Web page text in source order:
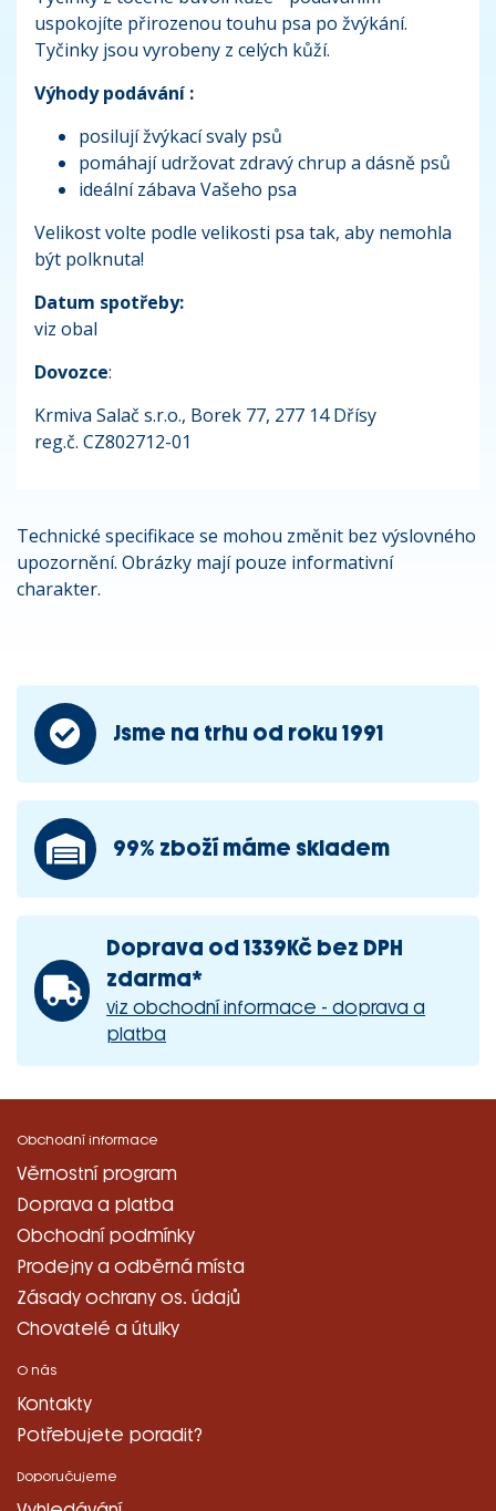
uspokojíte přirozenou touhu psa po žvýkání.
Tyčinky jsou vyrobeny z celých kůží.
Výhody podávání :
posilují žvýkací svaly psů
pomáhají udržovat zdravý chrup a dásně psů
ideální zábava Vašeho psa
Velikost volte podle velikosti psa tak, aby nemohla
být polknuta!
Datum spotřeby:
viz obal
Dovozce:
Krmiva Salač s.r.o., Borek 77, 277 14 Dřísy
reg.č. CZ802712-01
Technické specifikace se mohou změnit bez výslovného
upozornění. Obrázky mají pouze informativní
charakter.
Jsme na trhu od roku 1991
99% zboží máme skladem
Doprava od 1339Kč bez DPH
zdarma*
viz obchodní informace - doprava a
platba
Obchodní informace
Věrnostní program
Doprava a platba
Obchodní podmínky
Prodejny a odběrná místa
Zásady ochrany os. údajů
Chovatelé a útulky
O nás
Kontakty
Potřebujete poradit?
Doporučujeme